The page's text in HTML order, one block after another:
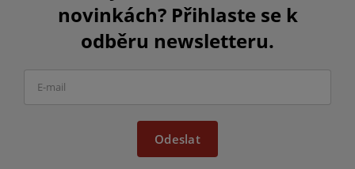
novinkách? Přihlaste se k
odběru newsletteru.
Odeslat